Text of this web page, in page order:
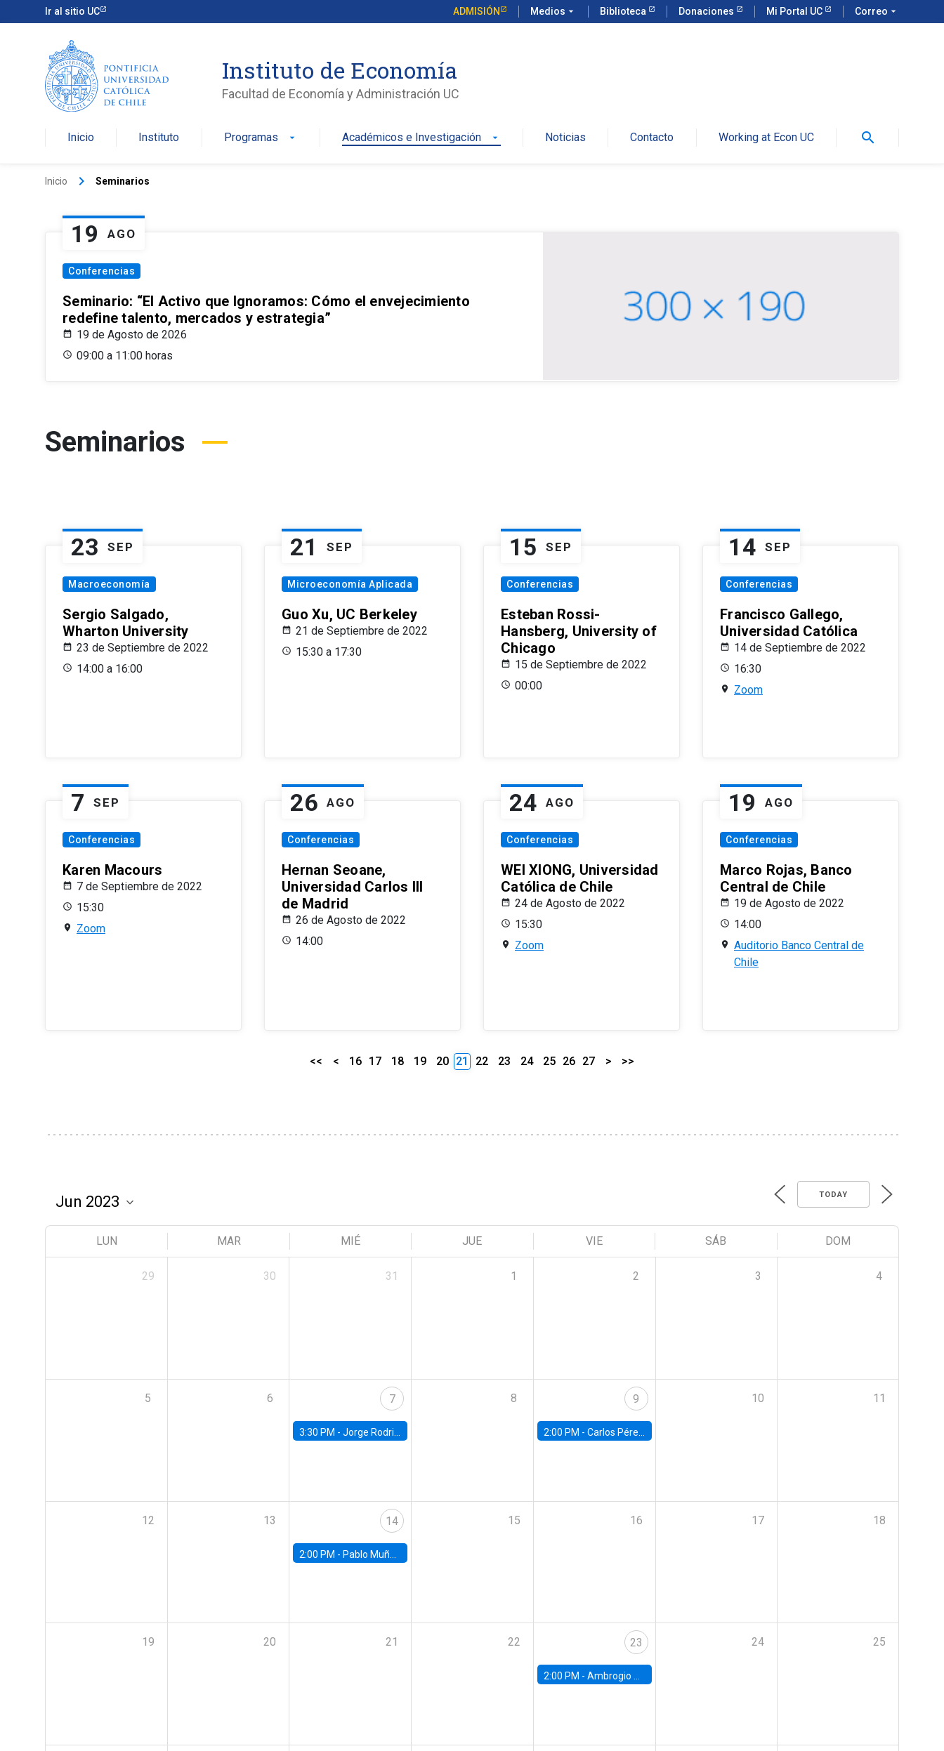
Ir al sitio UC ADMISIÓN Medios arrow_drop_down Biblioteca Donaciones Mi Portal UC Correo arrow_drop_down
Instituto de Economía
Facultad de Economía y Administración UC
Inicio Instituto Programas arrow_drop_down Académicos e Investigación arrow_drop_down Noticias Contacto Working at Econ UC search
Inicio keyboard_arrow_right Seminarios
19 AGO
Conferencias
Seminario: “El Activo que Ignoramos: Cómo el envejecimiento
redefine talento, mercados y estrategia”
19 de Agosto de 2026
09:00 a 11:00 horas
Seminarios
23 SEP
Macroeconomía
Sergio Salgado,
Wharton University
23 de Septiembre de 2022
14:00 a 16:00
21 SEP
Microeconomía Aplicada
Guo Xu, UC Berkeley
21 de Septiembre de 2022
15:30 a 17:30
15 SEP
Conferencias
Esteban Rossi-
Hansberg, University of
Chicago
15 de Septiembre de 2022
00:00
14 SEP
Conferencias
Francisco Gallego,
Universidad Católica
14 de Septiembre de 2022
16:30
Zoom
7 SEP
Conferencias
Karen Macours
7 de Septiembre de 2022
15:30
Zoom
26 AGO
Conferencias
Hernan Seoane,
Universidad Carlos III
de Madrid
26 de Agosto de 2022
14:00
24 AGO
Conferencias
WEI XIONG, Universidad
Católica de Chile
24 de Agosto de 2022
15:30
Zoom
19 AGO
Conferencias
Marco Rojas, Banco
Central de Chile
19 de Agosto de 2022
14:00
Auditorio Banco Central de
Chile
<< < 16 17 18 19 20 21 22 23 24 25 26 27 > >>
TODAY
LUN MAR MIÉ JUE VIE SÁB DOM
29 30 31 1 2 3 4
5 6 7
3:30 PM -Jorge Rodriguez, Universidad de Los Andes
8 9
2:00 PM - Carlos Pérez, Universidad Finis Terrae
10 11
12 13 14
2:00 PM - Pablo Muñoz, Universidad de Chile
15 16 17 18
19 20 21 22 23
2:00 PM - Ambrogio Cesa-Bianchi, Bank of England
24 25